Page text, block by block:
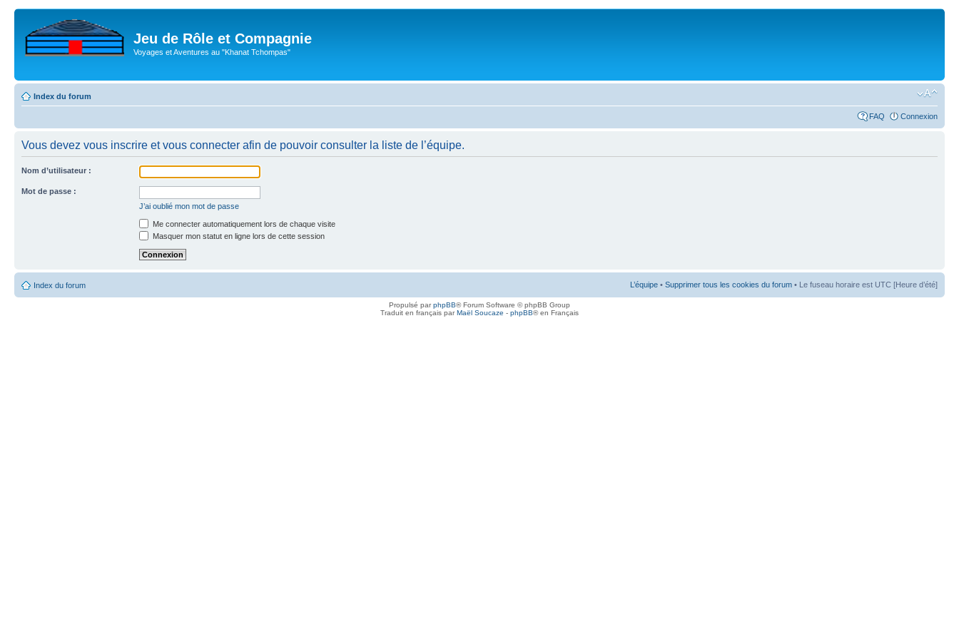
Jeu de Rôle et Compagnie
Voyages et Aventures au "Khanat Tchompas"
Index du forum
FAQ Connexion
Vous devez vous inscrire et vous connecter afin de pouvoir consulter la liste de l’équipe.
Nom d’utilisateur :
Mot de passe :
J’ai oublié mon mot de passe
Me connecter automatiquement lors de chaque visite
Masquer mon statut en ligne lors de cette session
Index du forum L’équipe • Supprimer tous les cookies du forum • Le fuseau horaire est UTC [Heure d’été]
Propulsé parphpBB® Forum Software © phpBB Group
Traduit en français parMaël Soucaze - phpBB® en Français